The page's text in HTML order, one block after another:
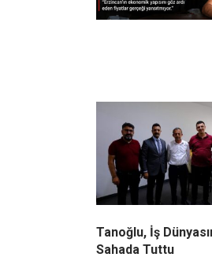
Tanoğlu, İş
Sahada Tuttu